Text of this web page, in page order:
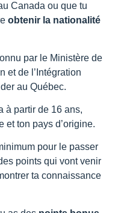
Canada ou que tu
obtenir la nationalité
par le Ministère de
et de l’Intégration
au Québec.
à partir de 16 ans,
et ton pays d’origine.
pour le passer
points qui vont venir
ta connaissance